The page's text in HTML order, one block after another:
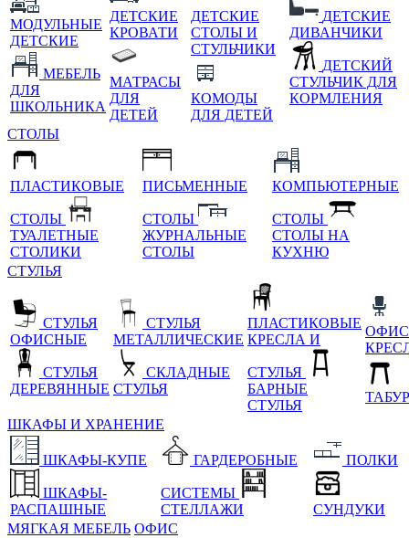
МОДУЛЬНЫЕ
ДЕТСКИЕ
МЕБЕЛЬ
ДЛЯ
ШКОЛЬНИКА
ДЕТСКИЕ
КРОВАТИ
МАТРАСЫ
ДЛЯ
ДЕТЕЙ
ДЕТСКИЕ
СТОЛЫ И
СТУЛЬЧИКИ
КОМОДЫ
ДЛЯ ДЕТЕЙ
ДЕТСКИЕ
ДИВАНЧИКИ
ДЕТСКИЙ
СТУЛЬЧИК ДЛЯ
КОРМЛЕНИЯ
СТОЛЫ
ПЛАСТИКОВЫЕ
СТОЛЫ
ТУАЛЕТНЫЕ
СТОЛИКИ
ПИСЬМЕННЫЕ
СТОЛЫ
ЖУРНАЛЬНЫЕ
СТОЛЫ
КОМПЬЮТЕРНЫЕ
СТОЛЫ
СТОЛЫ НА
КУХНЮ
СТУЛЬЯ
СТУЛЬЯ
ОФИСНЫЕ
СТУЛЬЯ
ДЕРЕВЯННЫЕ
СТУЛЬЯ
МЕТАЛЛИЧЕСКИЕ
СКЛАДНЫЕ
СТУЛЬЯ
ПЛАСТИКОВЫЕ
КРЕСЛА И
СТУЛЬЯ
БАРНЫЕ
СТУЛЬЯ
ШКАФЫ И ХРАНЕНИЕ
ШКАФЫ-КУПЕ
ШКАФЫ-
РАСПАШНЫЕ
ГАРДЕРОБНЫЕ
СИСТЕМЫ
СТЕЛЛАЖИ
ПОЛКИ
СУНДУКИ
МЯГКАЯ МЕБЕЛЬ ОФИС